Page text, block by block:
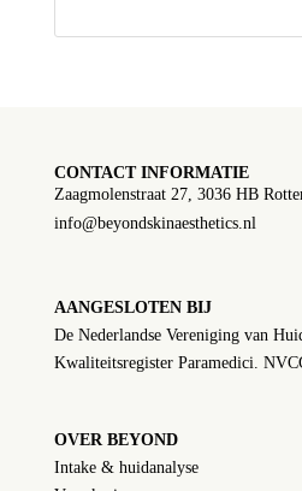
CONTACT INFORMATIE
Zaagmolenstraat 27, 3036 HB
info@beyondskinaesthetics.nl
AANGESLOTEN BIJ
De Nederlandse Vereniging van
Kwaliteitsregister Paramedici.
OVER BEYOND
Intake & huidanalyse